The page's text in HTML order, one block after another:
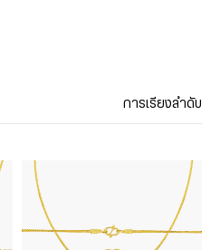
การเรียงลำดับ